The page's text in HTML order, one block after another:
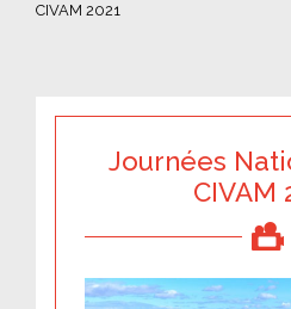
CIVAM 2021
Journées
CIVAM